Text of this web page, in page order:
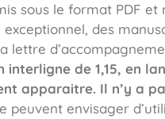
sous le format PDF
des
de 1,15, en
apparaitre. Il n’y a
peuvent envisager